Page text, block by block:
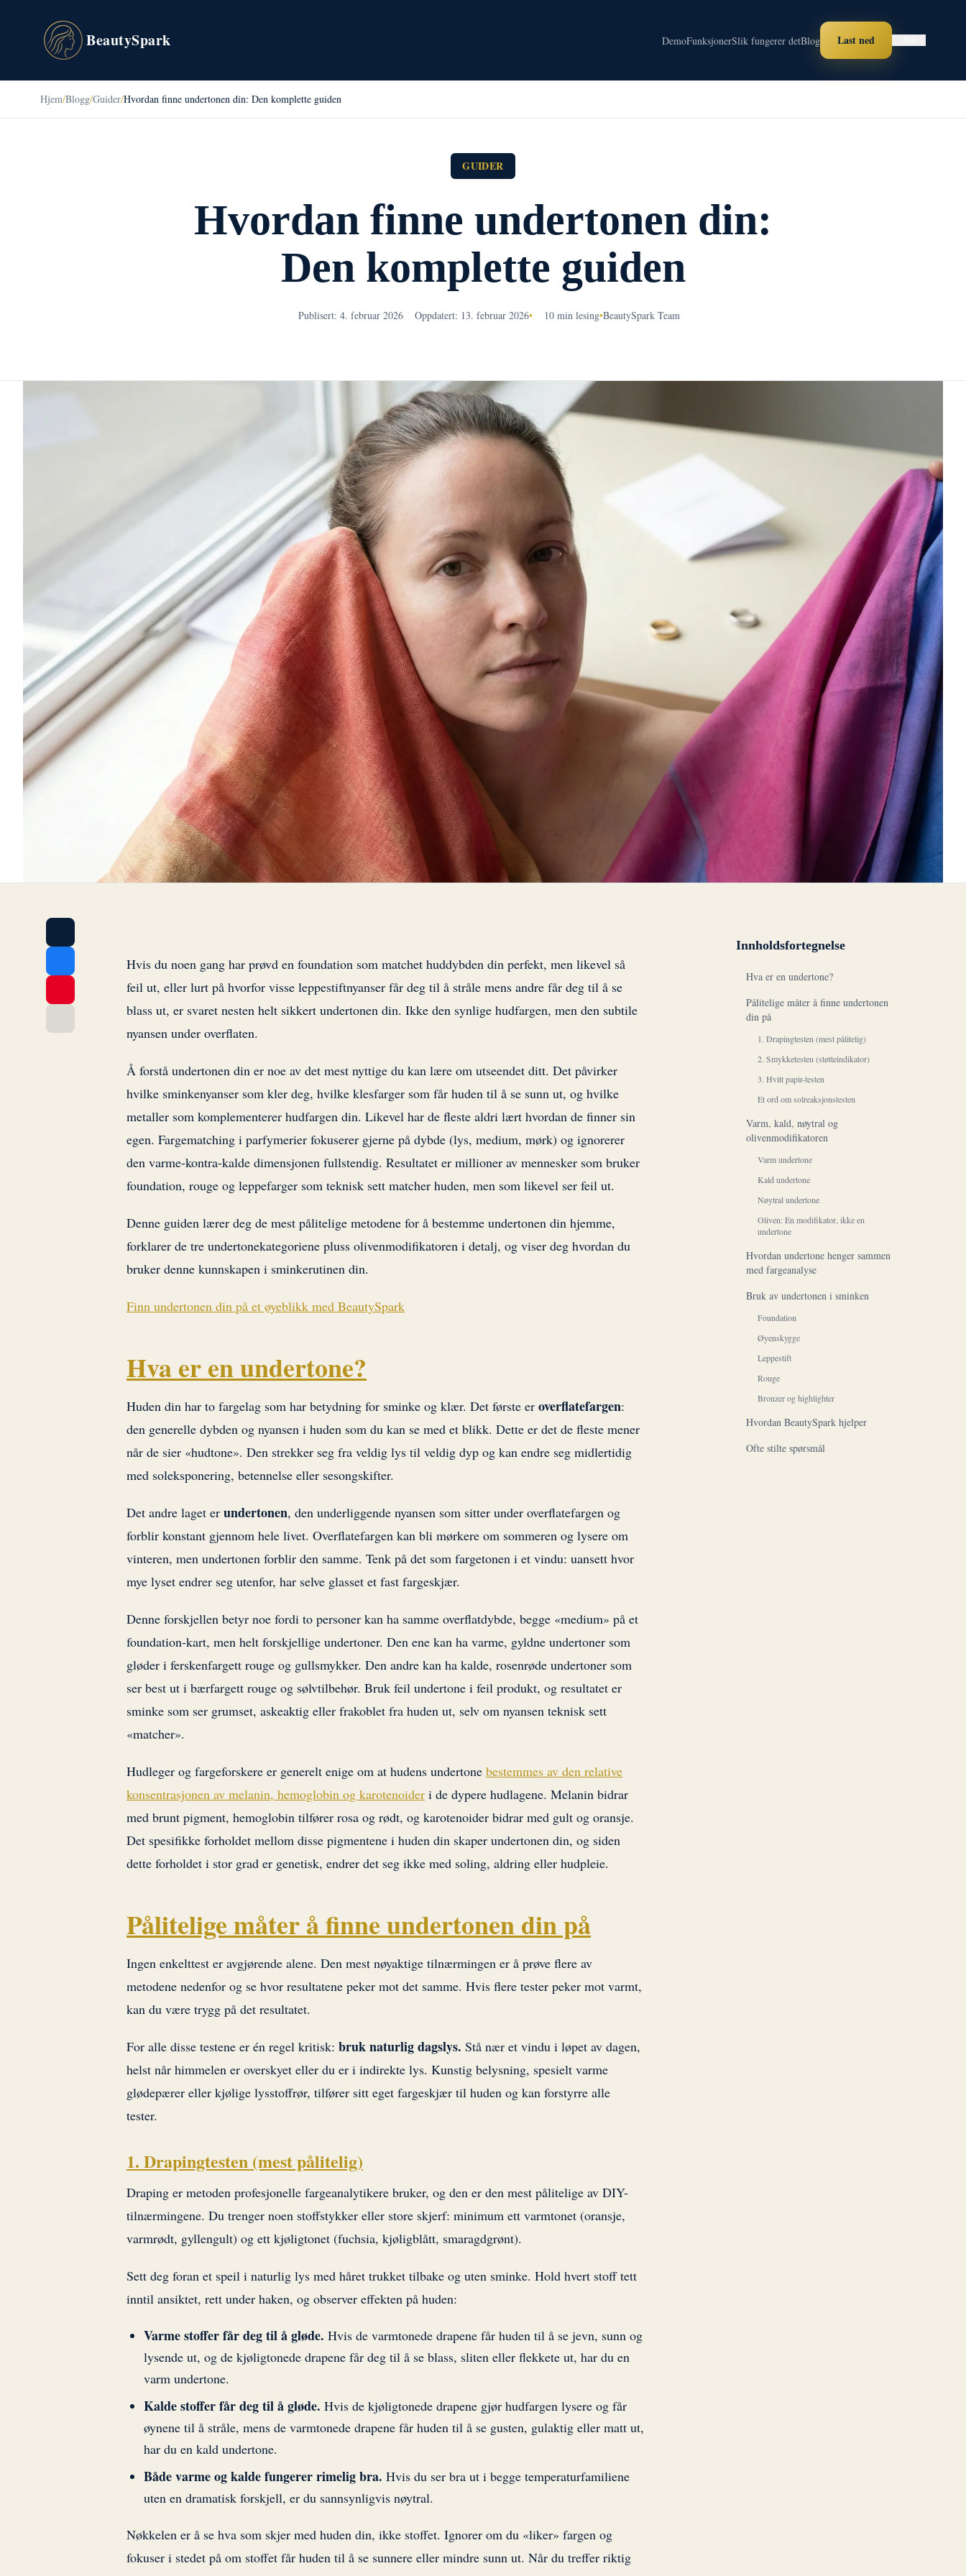
BeautySpark DemoFunksjonerSlik fungerer detBlog Last ned
Hjem/Blogg/Guider/Hvordan finne undertonen din: Den komplette guiden
GUIDER
Hvordan finne undertonen din:
Den komplette guiden
Publisert: 4. februar 2026 Oppdatert: 13. februar 2026• 10 min lesing•BeautySpark Team
Hvis du noen gang har prøvd en foundation som matchet huddybden din perfekt, men likevel så
feil ut, eller lurt på hvorfor visse leppestiftnyanser får deg til å stråle mens andre får deg til å se
blass ut, er svaret nesten helt sikkert undertonen din. Ikke den synlige hudfargen, men den subtile
nyansen under overflaten.
Å forstå undertonen din er noe av det mest nyttige du kan lære om utseendet ditt. Det påvirker
hvilke sminkenyanser som kler deg, hvilke klesfarger som får huden til å se sunn ut, og hvilke
metaller som komplementerer hudfargen din. Likevel har de fleste aldri lært hvordan de finner sin
egen. Fargematching i parfymerier fokuserer gjerne på dybde (lys, medium, mørk) og ignorerer
den varme-kontra-kalde dimensjonen fullstendig. Resultatet er millioner av mennesker som bruker
foundation, rouge og leppefarger som teknisk sett matcher huden, men som likevel ser feil ut.
Denne guiden lærer deg de mest pålitelige metodene for å bestemme undertonen din hjemme,
forklarer de tre undertonekategoriene pluss olivenmodifikatoren i detalj, og viser deg hvordan du
bruker denne kunnskapen i sminkerutinen din.
Finn undertonen din på et øyeblikk med BeautySpark
Hva er en undertone?
Huden din har to fargelag som har betydning for sminke og klær. Det første er overflatefargen:
den generelle dybden og nyansen i huden som du kan se med et blikk. Dette er det de fleste mener
når de sier «hudtone». Den strekker seg fra veldig lys til veldig dyp og kan endre seg midlertidig
med soleksponering, betennelse eller sesongskifter.
Det andre laget er undertonen, den underliggende nyansen som sitter under overflatefargen og
forblir konstant gjennom hele livet. Overflatefargen kan bli mørkere om sommeren og lysere om
vinteren, men undertonen forblir den samme. Tenk på det som fargetonen i et vindu: uansett hvor
mye lyset endrer seg utenfor, har selve glasset et fast fargeskjær.
Denne forskjellen betyr noe fordi to personer kan ha samme overflatdybde, begge «medium» på et
foundation-kart, men helt forskjellige undertoner. Den ene kan ha varme, gyldne undertoner som
gløder i ferskenfargett rouge og gullsmykker. Den andre kan ha kalde, rosenrøde undertoner som
ser best ut i bærfargett rouge og sølvtilbehør. Bruk feil undertone i feil produkt, og resultatet er
sminke som ser grumset, askeaktig eller frakoblet fra huden ut, selv om nyansen teknisk sett
«matcher».
Hudleger og fargeforskere er generelt enige om at hudens undertone bestemmes av den relative
konsentrasjonen av melanin, hemoglobin og karotenoider i de dypere hudlagene. Melanin bidrar
med brunt pigment, hemoglobin tilfører rosa og rødt, og karotenoider bidrar med gult og oransje.
Det spesifikke forholdet mellom disse pigmentene i huden din skaper undertonen din, og siden
dette forholdet i stor grad er genetisk, endrer det seg ikke med soling, aldring eller hudpleie.
Pålitelige måter å finne undertonen din på
Ingen enkelttest er avgjørende alene. Den mest nøyaktige tilnærmingen er å prøve flere av
metodene nedenfor og se hvor resultatene peker mot det samme. Hvis flere tester peker mot varmt,
kan du være trygg på det resultatet.
For alle disse testene er én regel kritisk: bruk naturlig dagslys. Stå nær et vindu i løpet av dagen,
helst når himmelen er overskyet eller du er i indirekte lys. Kunstig belysning, spesielt varme
glødepærer eller kjølige lysstoffrør, tilfører sitt eget fargeskjær til huden og kan forstyrre alle
tester.
1. Drapingtesten (mest pålitelig)
Draping er metoden profesjonelle fargeanalytikere bruker, og den er den mest pålitelige av DIY-
tilnærmingene. Du trenger noen stoffstykker eller store skjerf: minimum ett varmtonet (oransje,
varmrødt, gyllengult) og ett kjøligtonet (fuchsia, kjøligblått, smaragdgrønt).
Sett deg foran et speil i naturlig lys med håret trukket tilbake og uten sminke. Hold hvert stoff tett
inntil ansiktet, rett under haken, og observer effekten på huden:
Varme stoffer får deg til å gløde. Hvis de varmtonede drapene får huden til å se jevn, sunn og
lysende ut, og de kjøligtonede drapene får deg til å se blass, sliten eller flekkete ut, har du en
varm undertone.
Kalde stoffer får deg til å gløde. Hvis de kjøligtonede drapene gjør hudfargen lysere og får
øynene til å stråle, mens de varmtonede drapene får huden til å se gusten, gulaktig eller matt ut,
har du en kald undertone.
Både varme og kalde fungerer rimelig bra. Hvis du ser bra ut i begge temperaturfamiliene
uten en dramatisk forskjell, er du sannsynligvis nøytral.
Nøkkelen er å se hva som skjer med huden din, ikke stoffet. Ignorer om du «liker» fargen og
fokuser i stedet på om stoffet får huden til å se sunnere eller mindre sunn ut. Når du treffer riktig
Innholdsfortegnelse
Hva er en undertone?
Pålitelige måter å finne undertonen
din på
1. Drapingtesten (mest pålitelig)
2. Smykketesten (støtteindikator)
3. Hvitt papir-testen
Et ord om solreaksjonstesten
Varm, kald, nøytral og
olivenmodifikatoren
Varm undertone
Kald undertone
Nøytral undertone
Oliven: En modifikator, ikke en
undertone
Hvordan undertone henger sammen
med fargeanalyse
Bruk av undertonen i sminken
Foundation
Øyenskygge
Leppestift
Rouge
Bronzer og highlighter
Hvordan BeautySpark hjelper
Ofte stilte spørsmål